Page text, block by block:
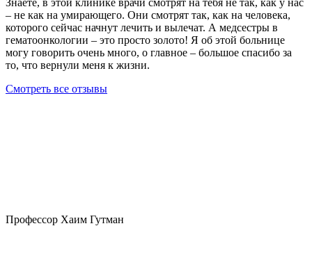
Знаете, в этой клинике врачи смотрят на тебя не так, как у нас
– не как на умирающего. Они смотрят так, как на человека,
которого сейчас начнут лечить и вылечат. А медсестры в
гематоонкологии – это просто золото! Я об этой больнице
могу говорить очень много, о главное – большое спасибо за
то, что вернули меня к жизни.
Смотреть все отзывы
Профессор Хаим Гутман